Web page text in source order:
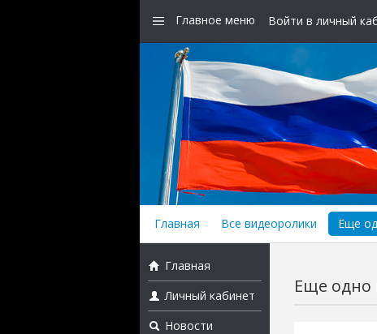
Главное меню Войти в личный
Главная Все видеоролики Еще
Главная
Личный кабинет
Новости
Еще одно